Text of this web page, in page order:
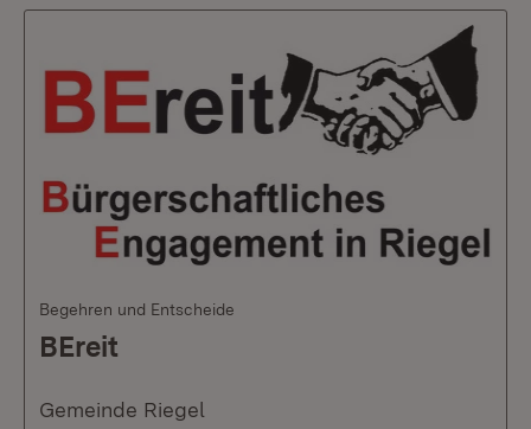
Begehren und Entscheide
BEreit
Gemeinde Riegel